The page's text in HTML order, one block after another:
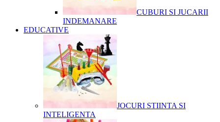
CUBURI SI JUCARII
INDEMANARE
EDUCATIVE
JOCURI STIINTA SI
INTELIGENTA